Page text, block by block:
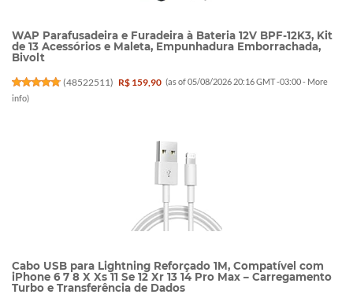
WAP Parafusadeira e Furadeira à Bateria 12V BPF-12K3, Kit
de 13 Acessórios e Maleta, Empunhadura Emborrachada,
Bivolt
(48522511) R$ 159,90 (as of 05/08/2026 20:16 GMT -03:00 - More
info)
Cabo USB para Lightning Reforçado 1M, Compatível com
iPhone 6 7 8 X Xs 11 Se 12 Xr 13 14 Pro Max – Carregamento
Turbo e Transferência de Dados